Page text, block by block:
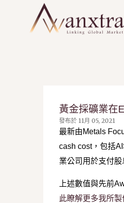
黃金採礦業在
發布於 11月 05, 2021
最新由Metals
cash cost，包括
業公司用於支付
上述數值與先前
此瞭解更多我所